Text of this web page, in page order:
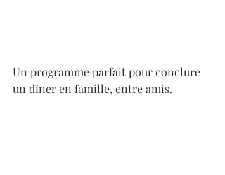
Un programme parfait pour conclure
un dîner en famille, entre amis.